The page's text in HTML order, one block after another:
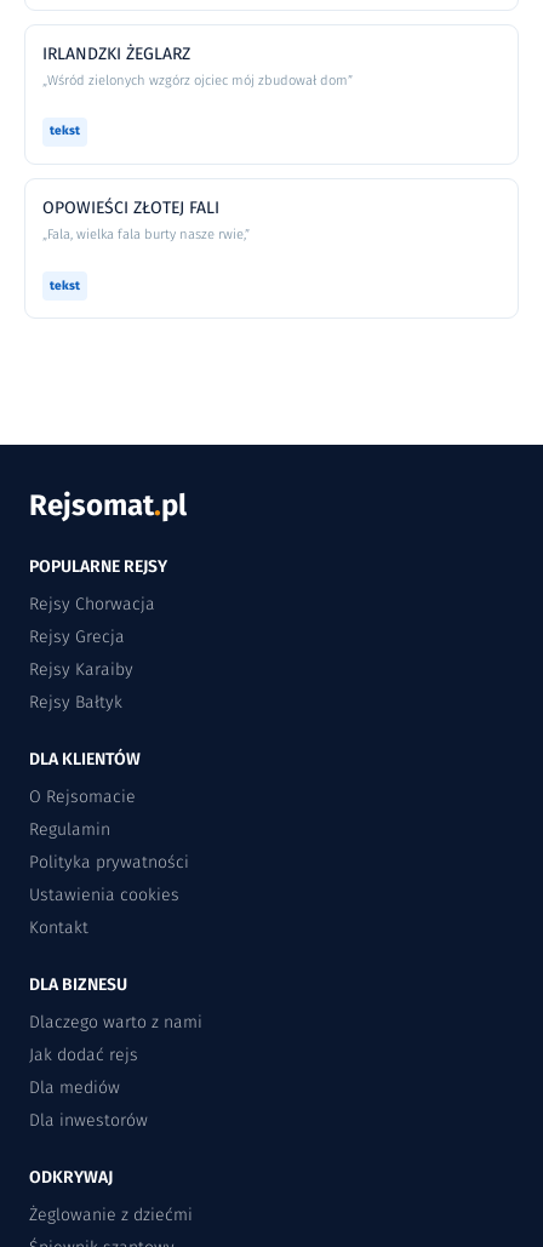
IRLANDZKI ŻEGLARZ
„Wśród zielonych wzgórz ojciec mój zbudował dom”
tekst
OPOWIEŚCI ZŁOTEJ FALI
„Fala, wielka fala burty nasze rwie,”
tekst
Rejsomat.pl
POPULARNE REJSY
Rejsy Chorwacja
Rejsy Grecja
Rejsy Karaiby
Rejsy Bałtyk
DLA KLIENTÓW
O Rejsomacie
Regulamin
Polityka prywatności
Ustawienia cookies
Kontakt
DLA BIZNESU
Dlaczego warto z nami
Jak dodać rejs
Dla mediów
Dla inwestorów
ODKRYWAJ
Żeglowanie z dziećmi